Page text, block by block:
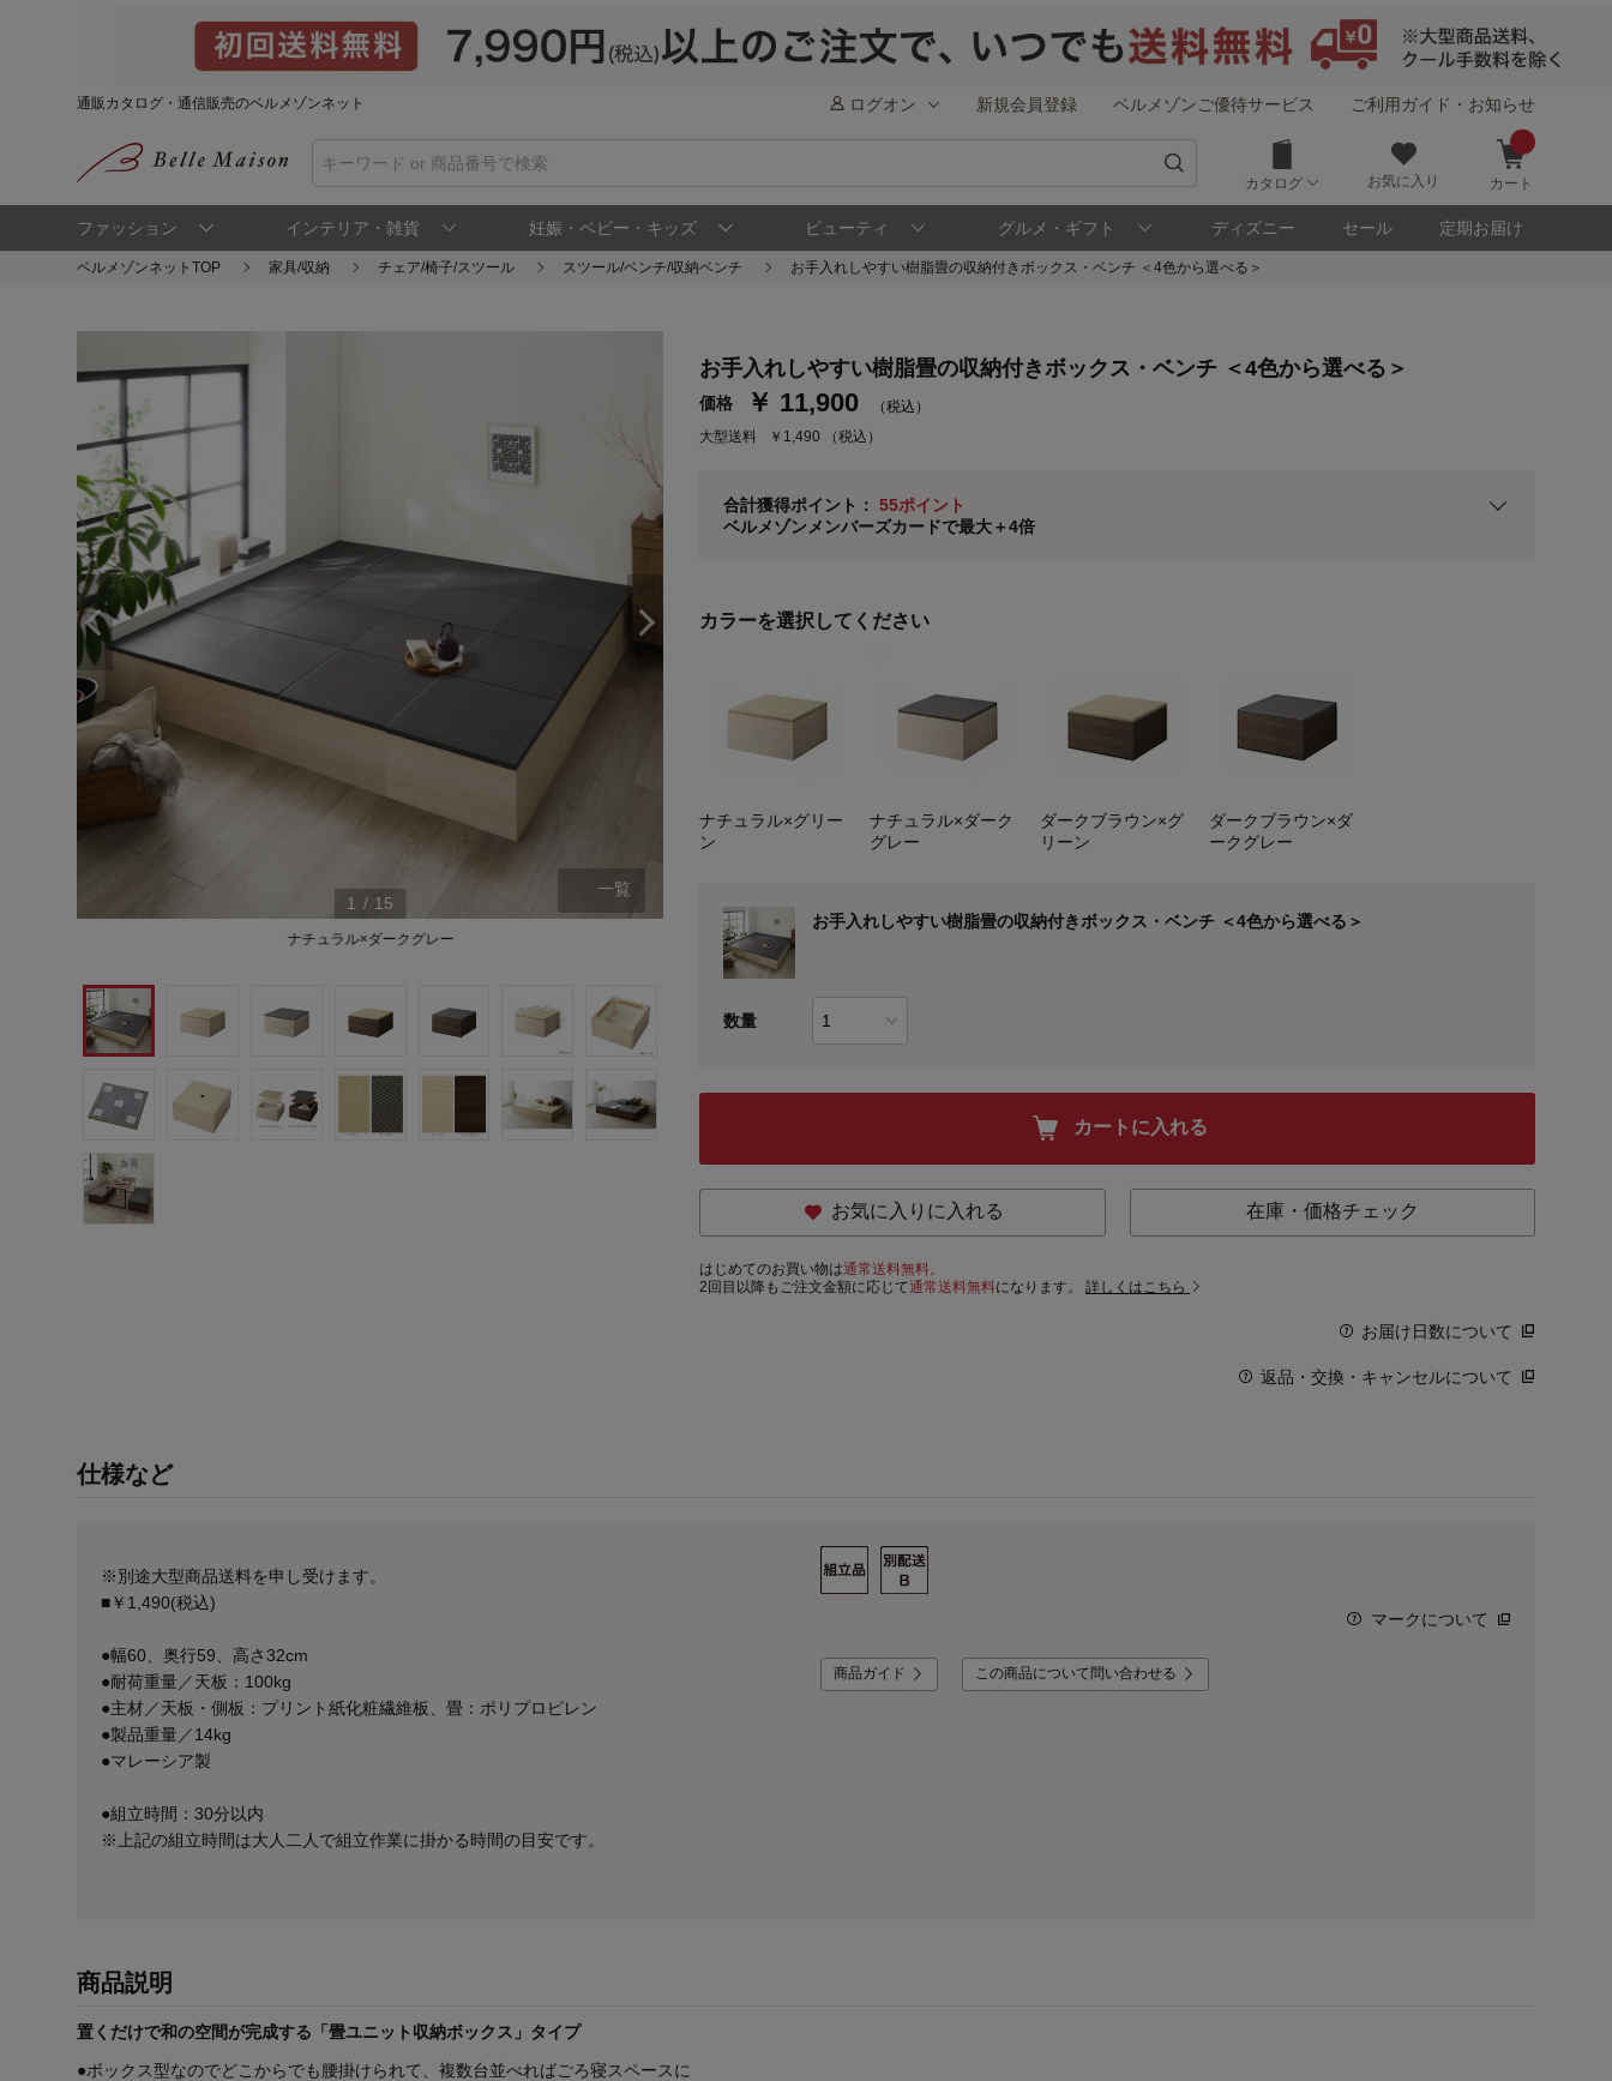
通販カタログ・通信販売のベルメゾンネット ログオン 新規会員登録 ベルメゾンご優待サービス ご利用ガイド・お知らせ
カタログ お気に入り カート
ファッション インテリア・雑貨 妊娠・ベビー・キッズ ビューティ グルメ・ギフト ディズニー セール 定期お届け
ベルメゾンネットTOP 家具/収納 チェア/椅子/スツール スツール/ベンチ/収納ベンチ お手入れしやすい樹脂畳の収納付きボックス・ベンチ ＜4色から選べる＞
ナチュラル×ダークグレー
1 / 15
一覧
お手入れしやすい樹脂畳の収納付きボックス・ベンチ ＜4色から選べる＞
価格 ￥ 11,900
（税込）
大型送料
￥1,490 （税込）
合計獲得ポイント：55ポイント
ベルメゾンメンバーズカードで最大＋4倍
ベルメゾンご優待サービスについて
通常商品送料無料 返品引取無料（JCBのみ）
※メンバーズカードの加算ポイントはステージ倍率適用前の基本ポイントに対して適用されます。
カラーを選択してください
ナチュラル×グリー
ン
ナチュラル×ダーク
グレー
ダークブラウン×グ
リーン
ダークブラウン×ダ
ークグレー
お手入れしやすい樹脂畳の収納付きボックス・ベンチ ＜4色から選べる＞
数量
カートに入れる
お気に入りに入れる 在庫・価格チェック
はじめてのお買い物は通常送料無料。
2回目以降もご注文金額に応じて通常送料無料になります。詳しくはこちら
お届け日数について
返品・交換・キャンセルについて
仕様など
※別途大型商品送料を申し受けます。
■￥1,490(税込)
●幅60、奥行59、高さ32cm
●耐荷重量／天板：100kg
●主材／天板・側板：プリント紙化粧繊維板、畳：ポリプロピレン
●製品重量／14kg
●マレーシア製
●組立時間：30分以内
※上記の組立時間は大人二人で組立作業に掛かる時間の目安です。
マークについて
商品ガイド この商品について問い合わせる
商品説明
置くだけで和の空間が完成する「畳ユニット収納ボックス」タイプ
●ボックス型なのでどこからでも腰掛けられて、複数台並べればごろ寝スペースに